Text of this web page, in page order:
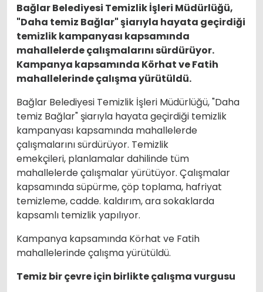
Bağlar Belediyesi Temizlik İşleri Müdürlüğü,
"Daha temiz Bağlar" şiarıyla hayata geçirdiği
temizlik kampanyası kapsamında
mahallelerde çalışmalarını sürdürüyor.
Kampanya kapsamında Körhat ve Fatih
mahallelerinde çalışma yürütüldü.
Bağlar Belediyesi Temizlik İşleri Müdürlüğü, "Daha
temiz Bağlar" şiarıyla hayata geçirdiği temizlik
kampanyası kapsamında mahallelerde
çalışmalarını sürdürüyor. Temizlik
emekçileri, planlamalar dahilinde tüm
mahallelerde çalışmalar yürütüyor. Çalışmalar
kapsamında süpürme, çöp toplama, hafriyat
temizleme, cadde. kaldırım, ara sokaklarda
kapsamlı temizlik yapılıyor.
Kampanya kapsamında Körhat ve Fatih
mahallelerinde çalışma yürütüldü.
Temiz bir çevre için birlikte çalışma vurgusu